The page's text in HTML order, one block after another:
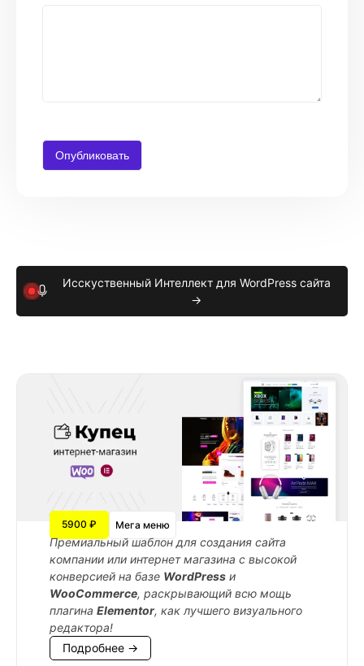
Исскуственный Интеллект для WordPress сайта
→
5900 ₽ Мега меню
Премиальный шаблон для создания сайта
компании или интернет магазина с высокой
конверсией на базе WordPress и
WooCommerce, раскрывающий всю мощь
плагина Elementor, как лучшего визуального
редактора!
Подробнее →